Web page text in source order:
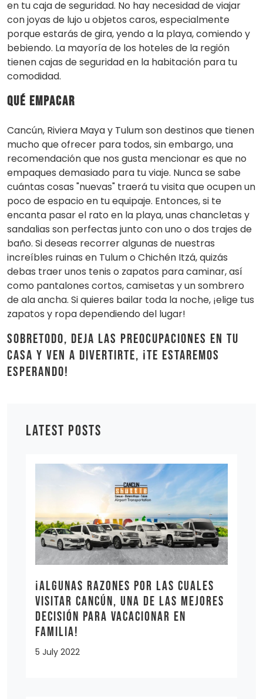
en tu caja de seguridad. No hay necesidad de viajar
con joyas de lujo u objetos caros, especialmente
porque estarás de gira, yendo a la playa, comiendo y
bebiendo. La mayoría de los hoteles de la región
tienen cajas de seguridad en la habitación para tu
comodidad.
Qué empacar
Cancún, Riviera Maya y Tulum son destinos que tienen
mucho que ofrecer para todos, sin embargo, una
recomendación que nos gusta mencionar es que no
empaques demasiado para tu viaje. Nunca se sabe
cuántas cosas "nuevas" traerá tu visita que ocupen un
poco de espacio en tu equipaje. Entonces, si te
encanta pasar el rato en la playa, unas chancletas y
sandalias son perfectas junto con uno o dos trajes de
baño. Si deseas recorrer algunas de nuestras
increíbles ruinas en Tulum o Chichén Itzá, quizás
debas traer unos tenis o zapatos para caminar, así
como pantalones cortos, camisetas y un sombrero
de ala ancha. Si quieres bailar toda la noche, ¡elige tus
zapatos y ropa dependiendo del lugar!
Sobretodo, deja las preocupaciones en tu
casa y ven a divertirte, ¡Te estaremos
esperando!
LATEST POSTS
¡Algunas razones por las cuales
visitar Cancún, una de las mejores
decisión para vacacionar en
familia!
5 July 2022